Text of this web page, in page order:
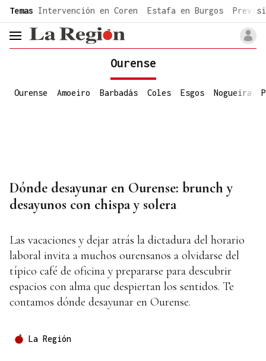
common.go-to-content
Temas Intervención en Coren Estafa en Burgos
header.menu.open
Ourense
Ourense Amoeiro Barbadás Coles Esgos Nogueira
Dónde desayunar en Ourense: brunch y
desayunos con chispa y solera
Las vacaciones y dejar atrás la dictadura del horario
laboral invita a muchos ourensanos a olvidarse del
típico café de oficina y prepararse para descubrir
espacios con alma que despiertan los sentidos. Te
contamos dónde desayunar en Ourense.
La Región